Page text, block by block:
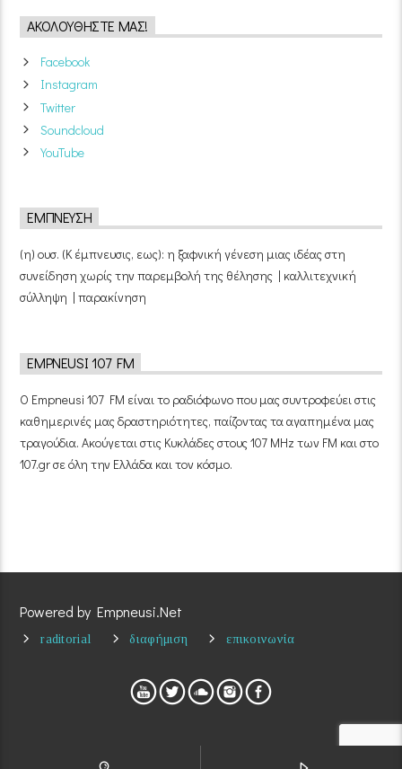
ΑΚΟΛΟΥΘΉΣΤΕ ΜΑΣ!
Facebook
Instagram
Twitter
Soundcloud
YouTube
ΈΜΠΝΕΥΣΗ
(η) ουσ. (Κ έμπνευσις, εως): η ξαφνική γένεση μιας ιδέας στη
συνείδηση χωρίς την παρεμβολή της θέλησης | καλλιτεχνική
σύλληψη | παρακίνηση
EMPNEUSI 107 FM
Ο Empneusi 107 FM είναι το ραδιόφωνο που μας συντροφεύει στις
καθημερινές μας δραστηριότητες, παίζοντας τα αγαπημένα μας
τραγούδια. Ακούγεται στις Κυκλάδες στους 107 MHz των FM και στο
107.gr σε όλη την Ελλάδα και τον κόσμο.
Powered by Empneusi.Net
raditorial διαφήμιση επικοινωνία